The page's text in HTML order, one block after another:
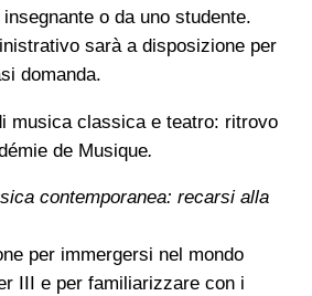
o da uno studente.
sarà a disposizione per
domanda.
musica classica e teatro: ritrovo
de Musique.
contemporanea: recarsi alla
per immergersi nel mondo
III e per familiarizzare con i